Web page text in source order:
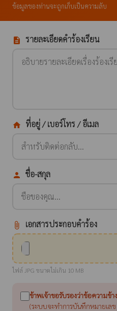
ข้อมูลของท่านจะถูกเก็บเป็นความลับ
description รายละเอียดคำร้องเรียน
home ที่อยู่ / เบอร์โทร / อีเมล
person ชื่อ-สกุล
attach_file เอกสารประกอบคำร้อง
ไฟล์ JPG ขนาดไม่เกิน 10 MB
ข้าพเจ้าขอรับรองว่าข้อความข้
(ระบบจะทำการบันทึกหมายเล